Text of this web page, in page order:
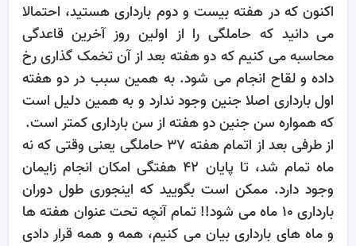
اکنون که در هفته بیست و دوم بارداری هستید، احتمالا
می دانید که حاملگی را از اولین روز آخرین قاعدگی
محاسبه می کنیم که دو هفته بعد از آن تخمک گذاری رخ
داده و لقاح انجام می شود. به همین سبب در دو هفته
اول بارداری اصلا جنین وجود ندارد و به همین دلیل است
که همواره سن جنین دو هفته از سن بارداری کمتر است.
از طرفی بعد از اتمام هفته 37 حاملگی یعنی وقتی که نه
ماه تمام شد، تا پایان 42 هفتگی امکان انجام زایمان
وجود دارد. ممکن است بگویید که اینجوری طول دوران
بارداری 10 ماه می شود!! تمام آنچه تحت عنوان هفته ها
و ماه های بارداری بیان می کنیم، همه و همه قرار دادی